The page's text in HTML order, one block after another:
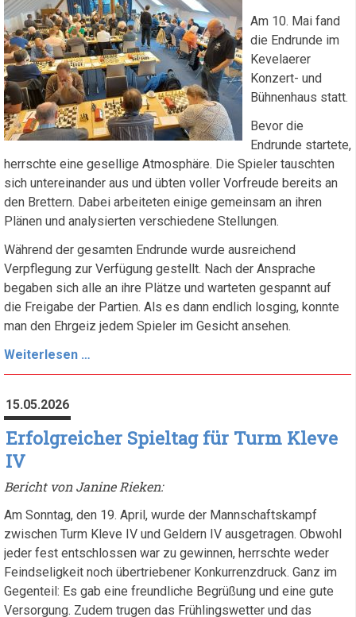
Am 10. Mai fand
die Endrunde im
Kevelaerer
Konzert- und
Bühnenhaus statt.
Bevor die
Endrunde startete,
herrschte eine gesellige Atmosphäre. Die Spieler tauschten
sich untereinander aus und übten voller Vorfreude bereits an
den Brettern. Dabei arbeiteten einige gemeinsam an ihren
Plänen und analysierten verschiedene Stellungen.
Während der gesamten Endrunde wurde ausreichend
Verpflegung zur Verfügung gestellt. Nach der Ansprache
begaben sich alle an ihre Plätze und warteten gespannt auf
die Freigabe der Partien. Als es dann endlich losging, konnte
man den Ehrgeiz jedem Spieler im Gesicht ansehen.
Weiterlesen …
der
bis
zum
Brett
15.05.2026
Erfolgreicher Spieltag für Turm Kleve
IV
Bericht von Janine Rieken:
Am Sonntag, den 19. April, wurde der Mannschaftskampf
zwischen Turm Kleve IV und Geldern IV ausgetragen. Obwohl
jeder fest entschlossen war zu gewinnen, herrschte weder
Feindseligkeit noch übertriebener Konkurrenzdruck. Ganz im
Gegenteil: Es gab eine freundliche Begrüßung und eine gute
Versorgung. Zudem trugen das Frühlingswetter und das